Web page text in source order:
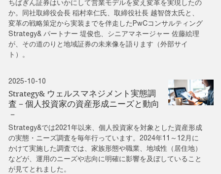
ちばぎん証券はいかにして営業モデルを変え変革を実現したの
か。同社取締役会長 稲村幸仁氏、取締役社長 越智啓太氏と、
変革の戦略策定から実装までを伴走したPwCコンサルティング
Strategy& パートナー 堤俊也、シニアマネージャー 佐藤絵理
が、その道のりと地域証券の未来像を語ります（外部サイ
ト）。
2025-10-10
Strategy& ウェルスマネジメント実態調
査－個人投資家の資産形成ニーズと動向
－
Strategy&では2021年以来、個人投資家を対象とした資産形成
の実態・ニーズ調査を毎年行っています。2024年11～12月に
かけて実施した調査では、家族形態や職業、地域性（居住地）
などが、運用のニーズや志向に明確に影響を及ぼしていること
が見てとれました。